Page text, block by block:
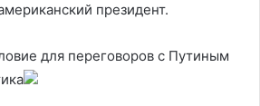
президент.
для переговоров с Путиным